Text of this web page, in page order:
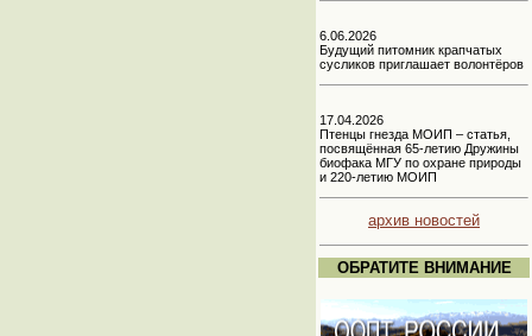
6.06.2026
Будущий питомник крапчатых
сусликов приглашает волонтёров
17.04.2026
Птенцы гнезда МОИП – статья,
посвящённая 65-летию Дружины
биофака МГУ по охране природы
и 220-летию МОИП
архив новостей
ОБРАТИТЕ ВНИМАНИЕ